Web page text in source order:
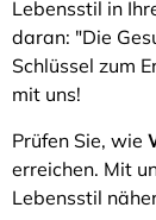
Lebensstil in
daran: "Die
Schlüssel zum
mit uns!
Prüfen Sie, wie
erreichen. Mit
Lebensstil